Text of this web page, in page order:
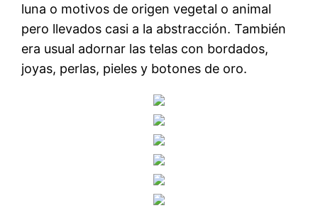
luna o motivos de origen vegetal o animal
pero llevados casi a la abstracción. También
era usual adornar las telas con bordados,
joyas, perlas, pieles y botones de oro.